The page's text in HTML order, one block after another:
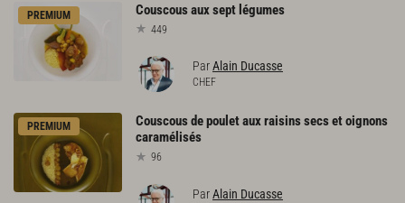
PREMIUM Couscousauxsept légumes
449
ParAlain Ducasse
CHEF
PREMIUM Couscousdepouletauxraisinssecsetoignons
caramélisés
96
ParAlain Ducasse